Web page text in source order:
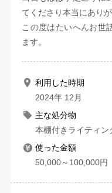
てくださり本当にあり
この度はたいへんお世
ます。
利用した時期
2024年 12月
主な処分物
本棚付きライティン
使った金額
50,000～100,000円